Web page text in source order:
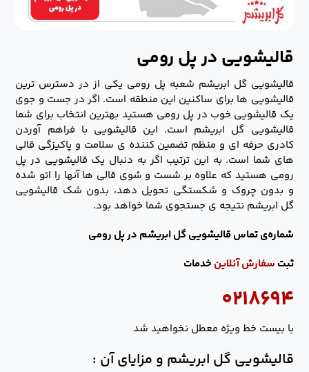
قالیشویی در پل رومی
قالیشویی گل ابریشم شعبه پل رومی یکی از در دسترس ترین
قالیشویی ها برای ساکنین این منطقه است. اگر در جست و جوی
یک قالیشویی خوب در پل رومی هستید بهترین انتخاب برای شما
قالیشویی گل ابریشم است. این قالیشویی با فراهم آوردن
کادری حرفه ای و منظم تضمین کننده ی سلامت و پاکیزگی قالی
های شما است. به این ترتیب اگر به دنبال یک قالیشویی در پل
رومی هستید که علاوه بر شست و شوی قالی ها آنها را اتو شده
و بدون چروک و شکستگی تحویل دهد، بدون شک قالیشویی
گل ابریشم نتیجه ی جستجوی شما خواهد بود.
شماره‌ی تماس قالیشویی گل ابریشم در پل رومی
ثبت سفارش آنلاین خدمات
۰۲۱۸۶۹۴
با بیست خط ویژه معطل نخواهید شد
قالیشویی گل ابریشم و مزایای آن :